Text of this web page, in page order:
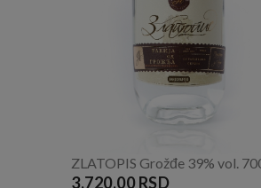
ZLATOPIS Grožđe 39% vol.
3.720,00 RSD